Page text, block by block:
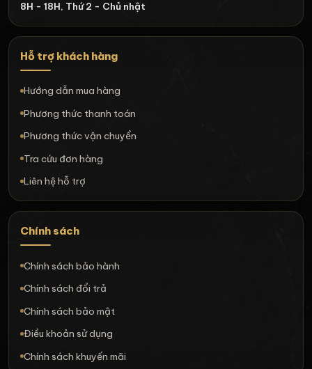
8H - 18H, Thứ 2 - Chủ nhật
Hỗ trợ khách hàng
Hướng dẫn mua hàng
Phương thức thanh toán
Phương thức vận chuyển
Tra cứu đơn hàng
Liên hệ hỗ trợ
Chính sách
Chính sách bảo hành
Chính sách đổi trả
Chính sách bảo mật
Điều khoản sử dụng
Chính sách khuyến mãi